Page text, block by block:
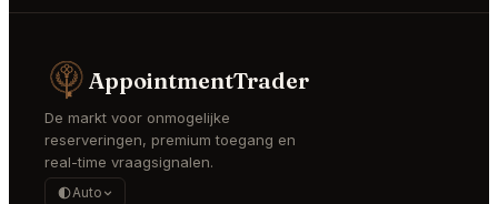
AppointmentTrader
De markt voor onmogelijke
reserveringen, premium toegang en
real-time vraagsignalen.
Auto